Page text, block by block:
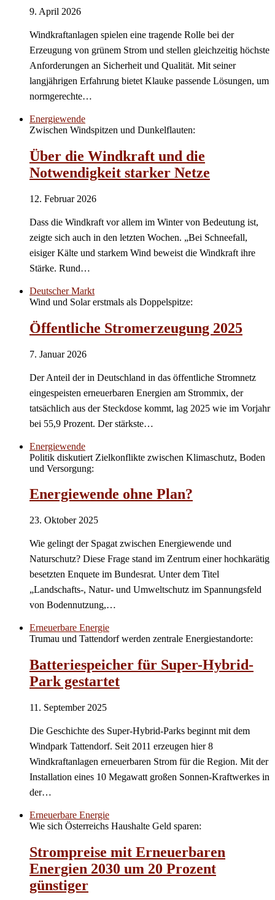
9. April 2026
Windkraftanlagen spielen eine tragende Rolle bei der
Erzeugung von grünem Strom und stellen gleichzeitig höchste
Anforderungen an Sicherheit und Qualität. Mit seiner
langjährigen Erfahrung bietet Klauke passende Lösungen, um
normgerechte…
Energiewende
Zwischen Windspitzen und Dunkelflauten:
Über die Windkraft und die
Notwendigkeit starker Netze
12. Februar 2026
Dass die Windkraft vor allem im Winter von Bedeutung ist,
zeigte sich auch in den letzten Wochen. „Bei Schneefall,
eisiger Kälte und starkem Wind beweist die Windkraft ihre
Stärke. Rund…
Deutscher Markt
Wind und Solar erstmals als Doppelspitze:
Öffentliche Stromerzeugung 2025
7. Januar 2026
Der Anteil der in Deutschland in das öffentliche Stromnetz
eingespeisten erneuerbaren Energien am Strommix, der
tatsächlich aus der Steckdose kommt, lag 2025 wie im Vorjahr
bei 55,9 Prozent. Der stärkste…
Energiewende
Politik diskutiert Zielkonflikte zwischen Klimaschutz, Boden
und Versorgung:
Energiewende ohne Plan?
23. Oktober 2025
Wie gelingt der Spagat zwischen Energiewende und
Naturschutz? Diese Frage stand im Zentrum einer hochkarätig
besetzten Enquete im Bundesrat. Unter dem Titel
„Landschafts-, Natur- und Umweltschutz im Spannungsfeld
von Bodennutzung,…
Erneuerbare Energie
Trumau und Tattendorf werden zentrale Energiestandorte:
Batteriespeicher für Super-Hybrid-
Park gestartet
11. September 2025
Die Geschichte des Super-Hybrid-Parks beginnt mit dem
Windpark Tattendorf. Seit 2011 erzeugen hier 8
Windkraftanlagen erneuerbaren Strom für die Region. Mit der
Installation eines 10 Megawatt großen Sonnen-Kraftwerkes in
der…
Erneuerbare Energie
Wie sich Österreichs Haushalte Geld sparen:
Strompreise mit Erneuerbaren
Energien 2030 um 20 Prozent
günstiger